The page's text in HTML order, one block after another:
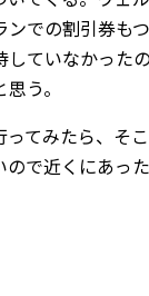
での割引券も
ていなかった
う。
てみたら、そ
で近くにあっ